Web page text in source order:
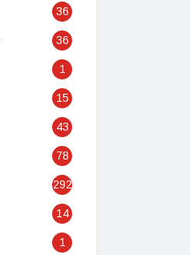
36
36
1
15
43
78
292
14
1